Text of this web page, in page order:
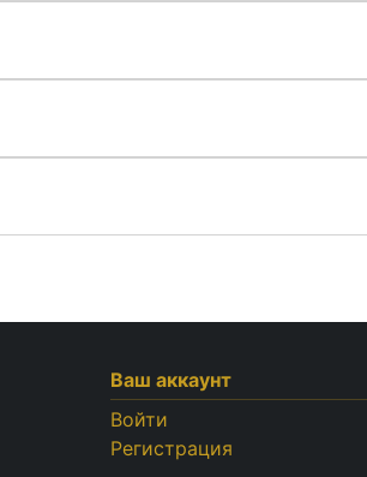
Ваш аккаунт
Войти
Регистрация